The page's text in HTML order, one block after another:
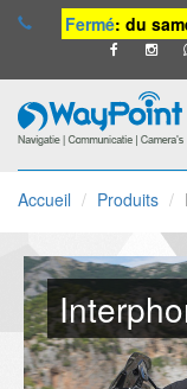
Fermé: du
-
vers
page
d'accueil
Accueil Produits